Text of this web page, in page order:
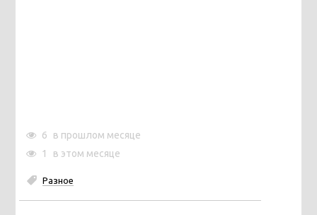
6
в прошлом месяце
1
в этом месяце
Разное